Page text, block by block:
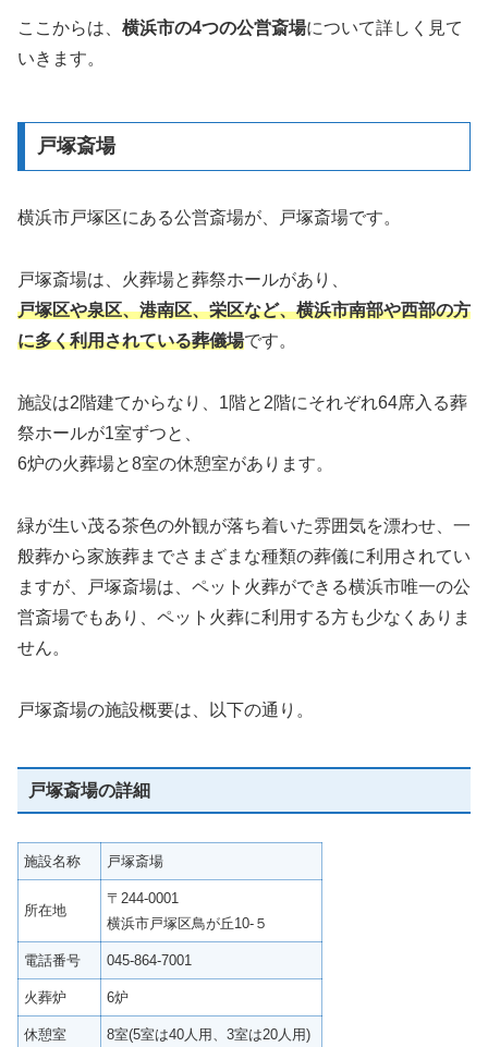
ここからは、 横浜市の4つの公営斎場について詳しく見て
いきます。
戸塚斎場
横浜市戸塚区にある公営斎場が、戸塚斎場です。
戸塚斎場は、火葬場と葬祭ホールがあり、
戸塚区や泉区、港南区、栄区など、横浜市南部や西部の方
に多く利用されている葬儀場です。
施設は2階建てからなり、1階と2階にそれぞれ64席入る葬
祭ホールが1室ずつと、
6炉の火葬場と8室の休憩室があります。
緑が生い茂る茶色の外観が落ち着いた雰囲気を漂わせ、一
般葬から家族葬までさまざまな種類の葬儀に利用されてい
ますが、戸塚斎場は、ペット火葬ができる横浜市唯一の公
営斎場でもあり、ペット火葬に利用する方も少なくありま
せん。
戸塚斎場の施設概要は、以下の通り。
戸塚斎場の詳細
施設名称 戸塚斎場
所在地
〒244-0001
横浜市戸塚区鳥が丘10-５
電話番号 045-864-7001
火葬炉 6炉
休憩室 8室(5室は40人用、3室は20人用)